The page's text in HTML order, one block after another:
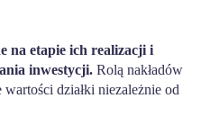
na etapie ich realizacji i
inwestycji. Rolą nakładów
działki niezależnie od